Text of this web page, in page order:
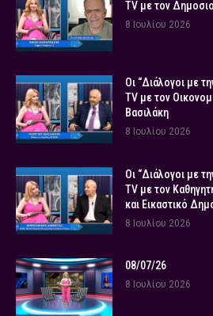
TV με τον
8 Ιουλίου 2026
Οι “Διάλογοι με
TV με τον
Βασιλάκη
8 Ιουλίου 2026
Οι “Διάλογοι με
TV με τον
και Εικαστικό
8 Ιουλίου 2026
08/07/26
8 Ιουλίου 2026